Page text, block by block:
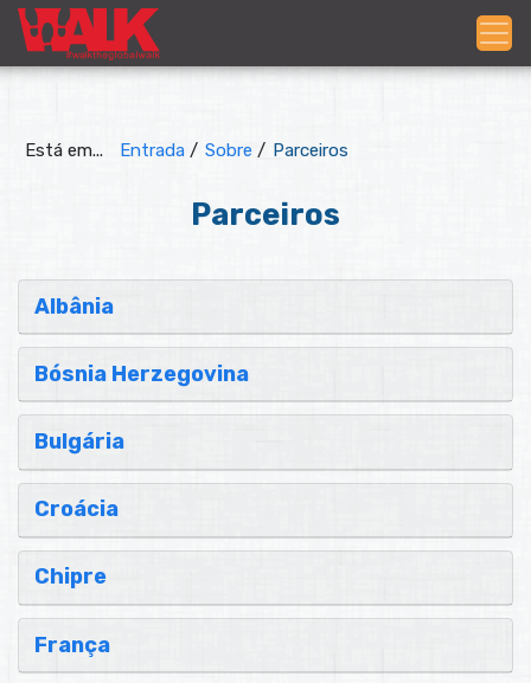
Está em... Entrada / Sobre / Parceiros
Parceiros
Albânia
Bósnia Herzegovina
Bulgária
Croácia
Chipre
França